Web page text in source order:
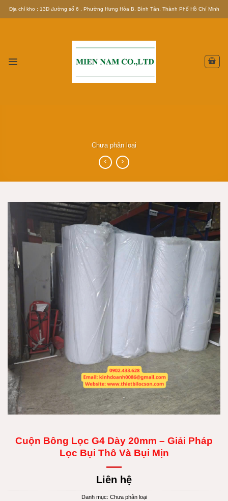
Địa chỉ kho : 13D đường số 6 , Phường Hưng Hòa B, Bình Tân, Thành Phố Hồ Chí Minh
Chưa phân loại
Cuộn Bông Lọc G4 Dày 20mm – Giải Pháp
Lọc Bụi Thô Và Bụi Mịn
Liên hệ
Danh mục: Chưa phân loại